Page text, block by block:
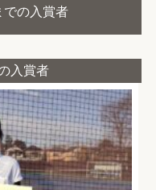
での入賞者
入賞者